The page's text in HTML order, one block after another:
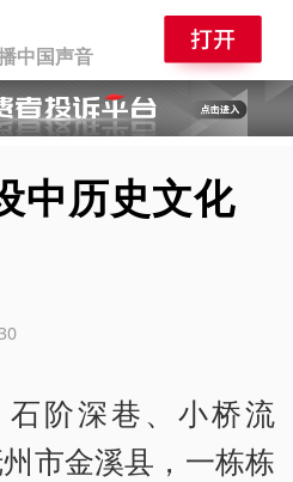
中国声音
中历史文化
阶深巷、小桥流
市金溪县，一栋栋